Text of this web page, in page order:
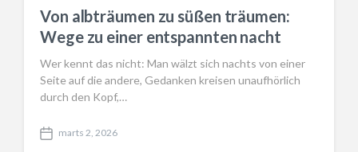
Von albträumen zu süßen träumen:
Wege zu einer entspannten nacht
Wer kennt das nicht: Man wälzt sich nachts von einer
Seite auf die andere, Gedanken kreisen unaufhörlich
durch den Kopf,…
P
marts 2, 2026